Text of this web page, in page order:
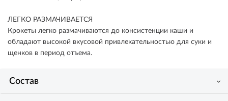
ЛЕГКО РАЗМАЧИВАЕТСЯ
Крокеты легко размачиваются до консистенции каши и
обладают высокой вкусовой привлекательностью для суки и
щенков в период отъема.
Состав